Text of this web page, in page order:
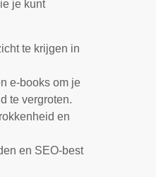
je kunt
te krijgen in
e-books om je
te vergroten.
en
en SEO-best